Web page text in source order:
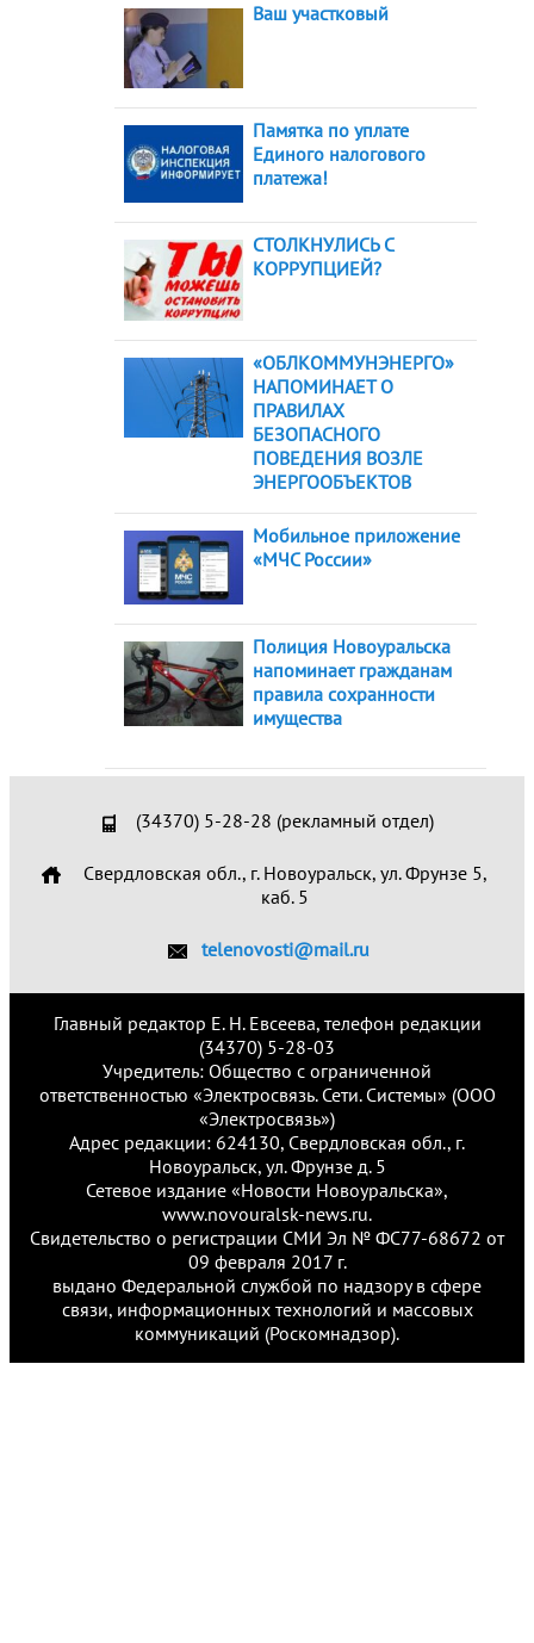
Ваш участковый
Памятка по уплате
Единого налогового
платежа!
СТОЛКНУЛИСЬ С
КОРРУПЦИЕЙ?
«ОБЛКОММУНЭНЕРГО»
НАПОМИНАЕТ О
ПРАВИЛАХ
БЕЗОПАСНОГО
ПОВЕДЕНИЯ ВОЗЛЕ
ЭНЕРГООБЪЕКТОВ
Мобильное приложение
«МЧС России»
Полиция Новоуральска
напоминает гражданам
правила сохранности
имущества
(34370) 5-28-28 (рекламный отдел)
Свердловская обл., г. Новоуральск, ул. Фрунзе 5,
каб. 5
telenovosti@mail.ru
Главный редактор Е. Н. Евсеева, телефон редакции
(34370) 5-28-03
Учредитель: Общество с ограниченной
ответственностью «Электросвязь. Сети. Системы» (ООО
«Электросвязь»)
Адрес редакции: 624130, Свердловская обл., г.
Новоуральск, ул. Фрунзе д. 5
Сетевое издание «Новости Новоуральска»,
www.novouralsk-news.ru.
Свидетельство о регистрации СМИ Эл № ФС77-68672 от
09 февраля 2017 г.
выдано Федеральной службой по надзору в сфере
связи, информационных технологий и массовых
коммуникаций (Роскомнадзор).